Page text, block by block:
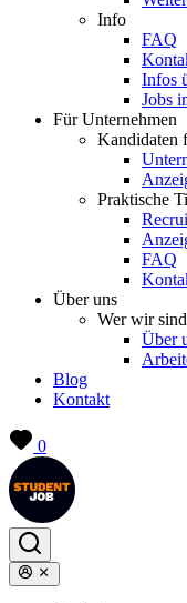
Info
FAQ
Infos
Jobs
Für Unternehmen
Kandidaten
Praktische
FAQ
Über uns
Wer wir sind
Über
Blog
Kontakt
0